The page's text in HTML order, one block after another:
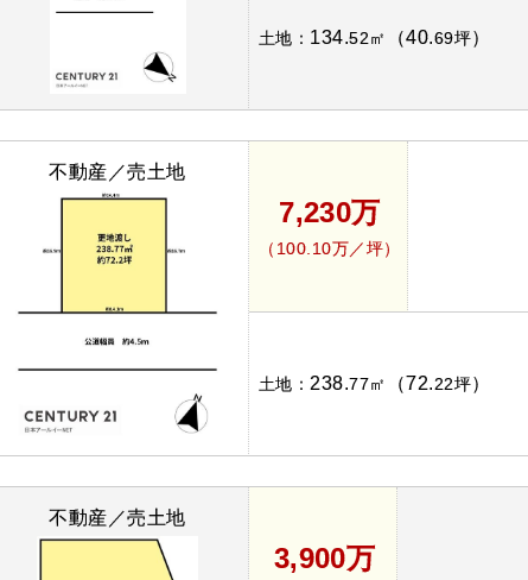
土地： 134.52㎡ （40.69坪）
不動産／売土地
7,230万
（100.10万／坪）
土地： 238.77㎡ （72.22坪）
不動産／売土地
3,900万